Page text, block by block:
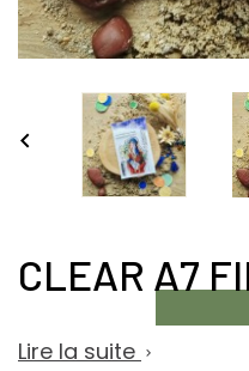

CLEAR A7
Lire la suite 